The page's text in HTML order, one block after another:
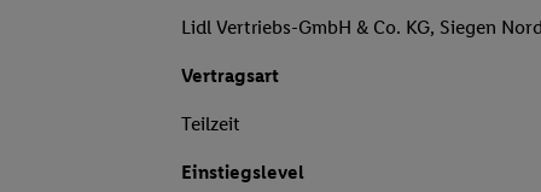
Lidl Vertriebs-GmbH & Co. KG, Siegen
Vertragsart
Teilzeit
Einstiegslevel